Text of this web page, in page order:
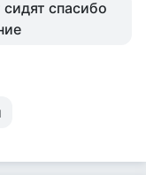
спасибо